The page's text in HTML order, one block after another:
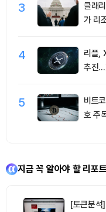
3
클래
가 리
4
리플,
추진
5
비트
호 주
지금 꼭 알아야 할 리포트
[토큰분석